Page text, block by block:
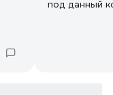
под данный